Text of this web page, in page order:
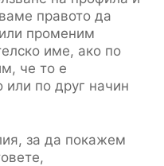
правото да
променим
име, ако по
че то е
по друг начин
за да покажем